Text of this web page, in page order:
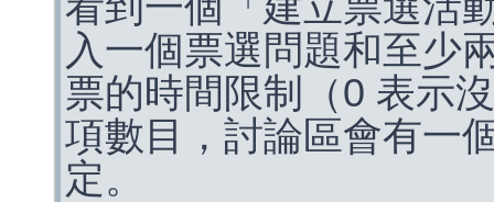
入一個票選問題和至少
票的時間限制（0 表示
項數目，討論區會有一
定。